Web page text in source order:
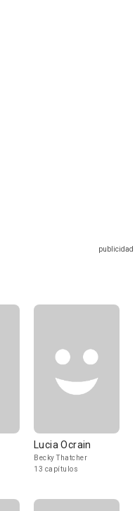
Lucia Ocrain
Becky Thatcher
13 capítulos